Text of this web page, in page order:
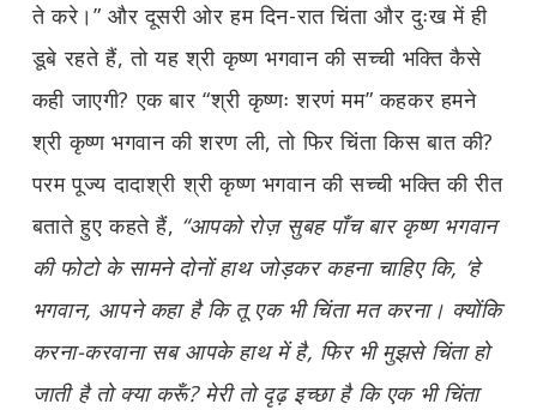
ते करे।” और दूसरी ओर हम दिन-रात चिंता और दुःख में ही
डूबे रहते हैं, तो यह श्री कृष्ण भगवान की सच्ची भक्ति कैसे
कही जाएगी? एक बार “श्री कृष्णः शरणं मम” कहकर हमने
श्री कृष्ण भगवान की शरण ली, तो फिर चिंता किस बात की?
परम पूज्य दादाश्री श्री कृष्ण भगवान की सच्ची भक्ति की रीत
बताते हुए कहते हैं, “आपको रोज़ सुबह पाँच बार कृष्ण भगवान
की फोटो के सामने दोनों हाथ जोड़कर कहना चाहिए कि, ‘हे
भगवान, आपने कहा है कि तू एक भी चिंता मत करना। क्योंकि
करना-करवाना सब आपके हाथ में है, फिर भी मुझसे चिंता हो
जाती है तो क्या करूँ? मेरी तो दृढ़ इच्छा है कि एक भी चिंता